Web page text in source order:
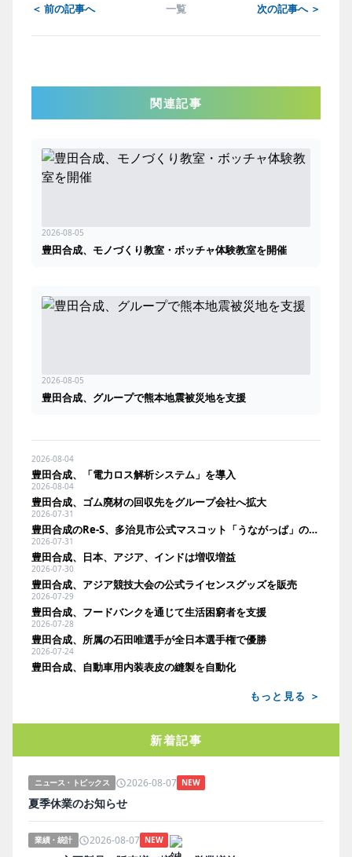
＜ 前の記事へ 一覧 次の記事へ ＞
関連記事
2026-08-05
豊田合成、モノづくり教室・ボッチャ体験教室を開催
2026-08-05
豊田合成、グループで熊本地震被災地を支援
2026-08-04
豊田合成、「電力ロス解析システム」を導入
2026-08-04
豊田合成、ゴム廃材の回収先をグループ会社へ拡大
2026-07-31
豊田合成のRe-S、多治見市公式マスコット「うながっぱ」のトートバッグを発売
2026-07-31
豊田合成、日本、アジア、インドは増収増益
2026-07-30
豊田合成、アジア競技大会の公式ライセンスグッズを販売
2026-07-29
豊田合成、フードバンクを通じて生活困窮者を支援
2026-07-28
豊田合成、所属の石田唯選手が全日本選手権で優勝
2026-07-24
豊田合成、自動車用内装表皮の縫製を自動化
もっと見る ＞
新着記事
ニュース・トピックス 2026-08-07 NEW
夏季休業のお知らせ
業績・統計 2026-08-07 NEW